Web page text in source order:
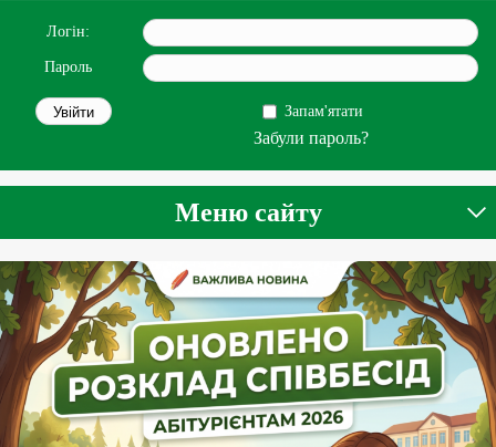
Логін:
Пароль
Запам'ятати
Забули пароль?
Меню сайту